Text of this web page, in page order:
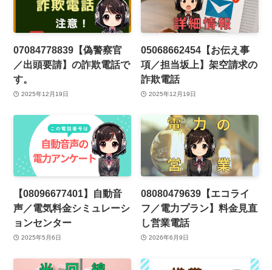
07084778839【偽警察官
／出頭要請】の詐欺電話で
す。
2025年12月19日
05068662454【お伝え事
項／担当坂上】架空請求の
詐欺電話
2025年12月19日
【08096677401】自動音
声／電気料金シミュレーシ
ョンセンター
2025年5月6日
08080479639【エコライ
フ／電力プラン】料金見直
し営業電話
2026年6月9日